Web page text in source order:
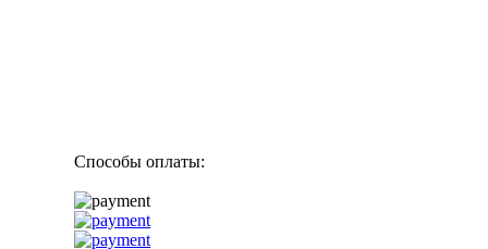
Способы оплаты: